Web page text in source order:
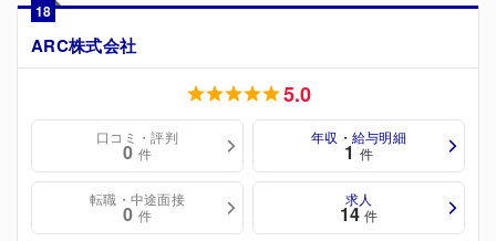
18
ARC株式会社
5.0
口コミ・評判
0 件
年収・給与明細
1 件
転職・中途面接
0 件
求人
14 件